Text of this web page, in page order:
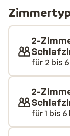
einem Tag auf
Sonne
gehen wollen,
französischen
Lage sind Sie
Apartment und
Ihr Bett fallen!
2-
für 2 bis
2-
für 1 bis